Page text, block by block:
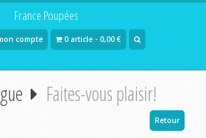
France Poupées
compte 0 article - 0,00 €
Faites-vous plaisir!
Retour